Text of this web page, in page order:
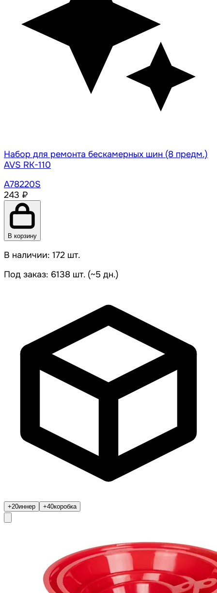
Набор для ремонта бескамерных шин (8 предм.)
AVS RK-110
A78220S
243 ₽
В корзину
В наличии: 172 шт.
Под заказ: 6138 шт. (~5 дн.)
+20иннер +40коробка